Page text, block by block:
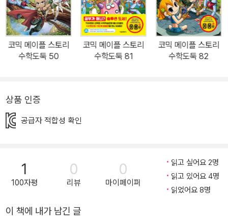
논술의 기반을 튼튼히 하는 내용이 주축을 이룹니다. 창의사고력이
란, 어떤 필요에 의해 요구되는 사항 또는 주어진 문제 상황에 대한 해
결방법을, 독창적이고 효율적으로 찾아내는 능력을 뜻합니다. <수학
도둑> 창의편을 꼼꼼히 읽으면 수리논술의 기반을 튼튼하게 다지고,
키울 수 있는 논제를 제시하였으며, 뒤표지에는 <56권 교과 연계표>
학적 계산을 이용하여 위기를 탈출하고, 사건을 해결하는 이야기를
제' 대비와 ‘의사소통능력’ 강화를 위하여 논술 주제에 맞는 제시문과
논점, 응용문제의 과정을 구성하였습니다. ★ 56권에 수록된 창의력
표본조사 ④ 통계 그래프의 종류와 특징 ⑤ 자료의 특성 분석 3. 즐거
코믹 메이플 스토리
수학도둑 50
코믹 메이플 스토리
수학도둑 81
코믹 메이플 스토리
수학도둑 82
상품 인증
공급자 적합성 확인
1
100자평
0
리뷰
0
마이페이퍼
읽고 싶어요 2명
읽고 있어요 4명
읽었어요 8명
이 책에 내가 남긴 글